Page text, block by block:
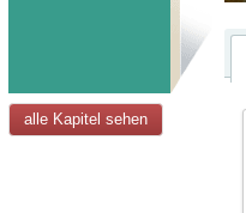
alle Kapitel sehen